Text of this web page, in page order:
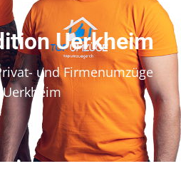
Uerkheim
und Firmenumzüge